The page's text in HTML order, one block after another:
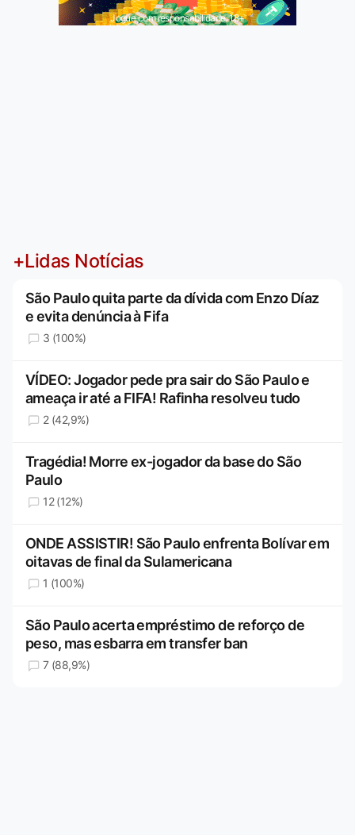
Jogue com responsabilidade. 18+
+Lidas Notícias
São Paulo quita parte da dívida com Enzo Díaz
e evita denúncia à Fifa
3 (100%)
VÍDEO: Jogador pede pra sair do São Paulo e
ameaça ir até a FIFA! Rafinha resolveu tudo
2 (42,9%)
Tragédia! Morre ex-jogador da base do São
Paulo
12 (12%)
ONDE ASSISTIR! São Paulo enfrenta Bolívar em
oitavas de final da Sulamericana
1 (100%)
São Paulo acerta empréstimo de reforço de
peso, mas esbarra em transfer ban
7 (88,9%)